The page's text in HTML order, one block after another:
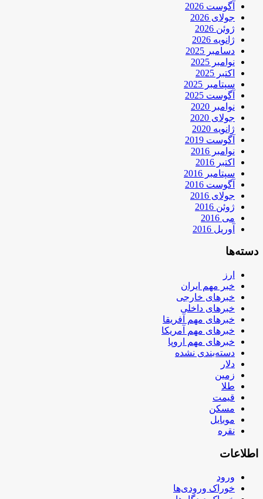
آگوست 2026
جولای 2026
ژوئن 2026
ژانویه 2026
دسامبر 2025
نوامبر 2025
اکتبر 2025
سپتامبر 2025
آگوست 2025
نوامبر 2020
جولای 2020
ژانویه 2020
آگوست 2019
نوامبر 2016
اکتبر 2016
سپتامبر 2016
آگوست 2016
جولای 2016
ژوئن 2016
می 2016
آوریل 2016
دسته‌ها
ارز
خبر مهم ایران
خبرهای خارجی
خبرهای داخلی
خبرهای مهم آفریقا
خبرهای مهم آمریکا
خبرهای مهم اروپا
دسته‌بندی نشده
دلار
زمین
طلا
قیمت
مسکن
موبایل
نقره
اطلاعات
ورود
خوراک ورودی‌ها